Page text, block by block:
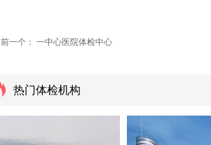
热门体检机构
前一个： 一中心医院体检中心